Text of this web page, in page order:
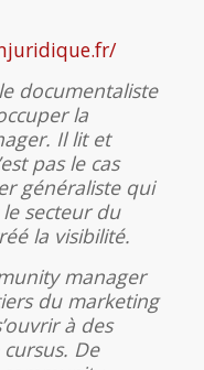
documentaliste
la
Il lit et
pas le cas
généraliste qui
secteur du
la visibilité.
manager
du marketing
à des
De